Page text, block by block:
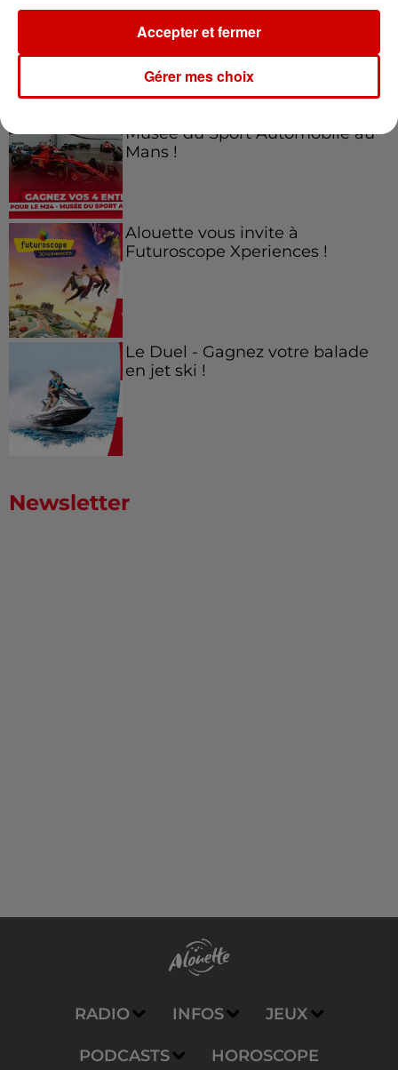
Festival du Roi Arthur 2026 !
Musée du Sport Automobile au
Mans !
Alouette vous invite à
Futuroscope Xperiences !
Le Duel - Gagnez votre balade
en jet ski !
Newsletter
RADIO INFOS JEUX
PODCASTS HOROSCOPE
Gérer mes choix
Accepter et fermer